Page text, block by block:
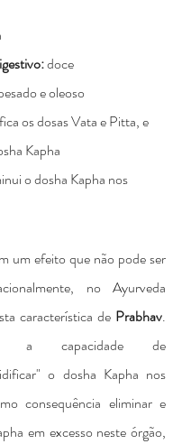
doce
e oleoso
os dosas Vata e Pitta, e
Kapha
o dosha Kapha nos
um efeito que não pode ser
no Ayurveda
característica de Prabhav.
a capacidade de
o dosha Kapha nos
consequência eliminar e
em excesso neste órgão,